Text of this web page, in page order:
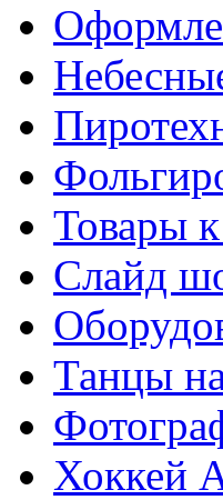
Товары
Слайд
Танцы
Хоккей